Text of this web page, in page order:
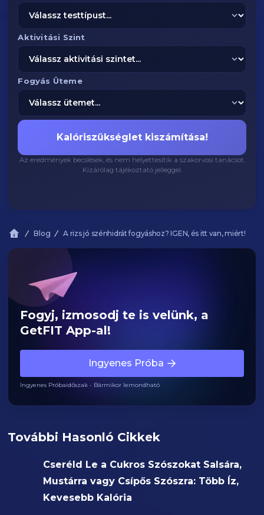
Aktivitási Szint
Fogyás Üteme
Kalóriszükséglet kiszámítása!
Az eredmények becslések, és nem helyettesítik a szakorvosi tanácsot.
Kizárólag tájékoztató jelleggel.
Blog A rizs jó szénhidrát fogyáshoz? IGEN, és itt van, miért!
Fogyj, izmosodj te is velünk, a
GetFIT App-al!
Ingyenes Próba
Ingyenes Próbaidőszak - Bármikor lemondható
További Hasonló Cikkek
Cseréld Le a Cukros Szószokat Salsára,
Mustárra vagy Csípős Szószra: Több Íz,
Kevesebb Kalória